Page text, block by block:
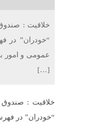
خلاقیت :
“خودران” در
[…]
خلاقیت :
“خودران” در